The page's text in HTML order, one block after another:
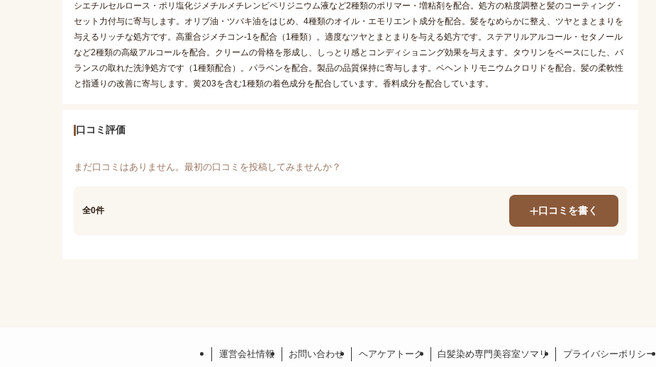
シエチルセルロース・ポリ塩化ジメチルメチレンピペリジニウム液など2種類のポリマー・増粘剤を配合。処方の粘度調整と髪のコーティング・
セット力付与に寄与します。オリブ油・ツバキ油をはじめ、4種類のオイル・エモリエント成分を配合。髪をなめらかに整え、ツヤとまとまりを
与えるリッチな処方です。高重合ジメチコン-1を配合（1種類）。適度なツヤとまとまりを与える処方です。ステアリルアルコール・セタノール
など2種類の高級アルコールを配合。クリームの骨格を形成し、しっとり感とコンディショニング効果を与えます。タウリンをベースにした、バ
ランスの取れた洗浄処方です（1種類配合）。パラベンを配合。製品の品質保持に寄与します。ベヘントリモニウムクロリドを配合。髪の柔軟性
と指通りの改善に寄与します。黄203を含む1種類の着色成分を配合しています。香料成分を配合しています。
口コミ評価
まだ口コミはありません。最初の口コミを投稿してみませんか？
全0件 口コミを書く
運営会社情報 お問い合わせ ヘアケアトーク 白髪染め専門美容室ソマリ プライバシーポリシー